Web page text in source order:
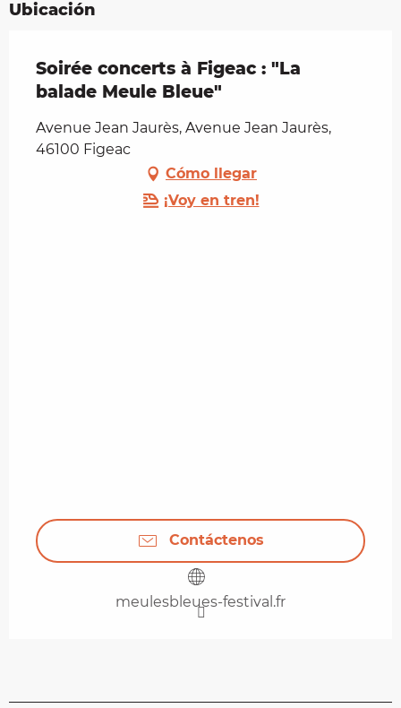
Ubicación
Soirée concerts à Figeac : "La
balade Meule Bleue"
Avenue Jean Jaurès, Avenue Jean Jaurès,
46100 Figeac
Cómo llegar
¡Voy en tren!
Contáctenos
meulesbleues-festival.fr